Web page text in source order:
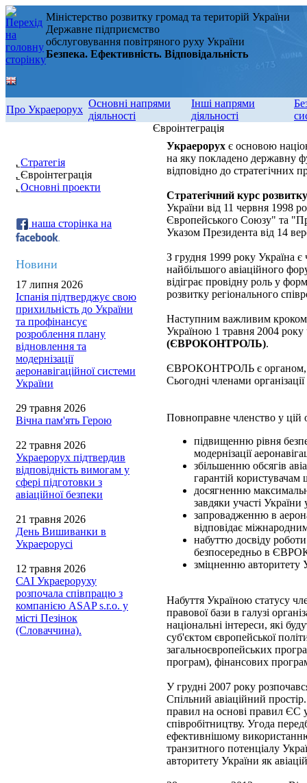
Міністерство розвитку громад та територій України
Державне підприємство
обслуговування повітряного руху України
Безпека. Ефективність. Відповідальність
Про Украерорух
Основні напрями
діяльності
Інші напрями
діяльності
Стратегія
Євроінтеграція
Основні проекти
наша сторінка на
Новини
17 липня 2026
Іспанія підтверджує свою
прихильність до України
та профінансує
розроблення плану
відновлення та
модернізації
аеронавігаційної системи
України
29 травня 2026
Вічна пам'ять Герою
22 травня 2026
Украерорух підтвердив
відповідність вимогам у
сфері підготовки з
авіаційної безпеки
21 травня 2026
День Вишиванки в
Украерорусі
12 травня 2026
САІ Украероруху
розпочала співпрацю з
компанією ASAP s.r.o. у
місті Пезінок
(Словаччина).
Євроінтеграція
Украерорух є основою
на яку покладено державну
відповідно до стратегічних
Стратегічний курс
України від 11 червня 1998
Європейського Союзу" та
Указом Президента від 14
З грудня 1999 року Україна
найбільшого авіаційного
відіграє провідну роль у
розвитку регіонального
Наступним важливим кроком
Україною 1 травня 2004
(ЄВРОКОНТРОЛЬ).
ЄВРОКОНТРОЛЬ є органом,
Сьогодні членами
Повноправне членство у цій
підвищенню рівня
модернізації
збільшенню обсягів
гарантій
досягненню
завдяки участі
запровадженню в
відповідає
набуттю досвіду
безпосередньо в
зміцненню авторитету
Набуття Україною статусу
правової бази в галузі
національні інтереси, які
суб'єктом європейської
загальноєвропейських
програм), фінансових
У грудні 2007 року
Спільний авіаційний
правил на основі правил ЄС
співробітництву. Угода
ефективнішому
транзитного потенціалу
авторитету України як